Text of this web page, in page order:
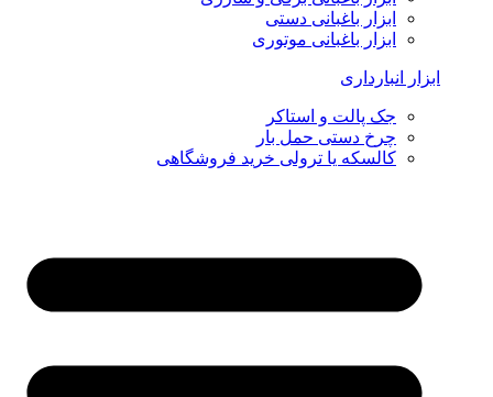
ابزار باغبانی دستی
ابزار باغبانی موتوری
ابزار انبارداری
جک پالت و استاکر
چرخ دستی حمل بار
کالسکه یا ترولی خرید فروشگاهی